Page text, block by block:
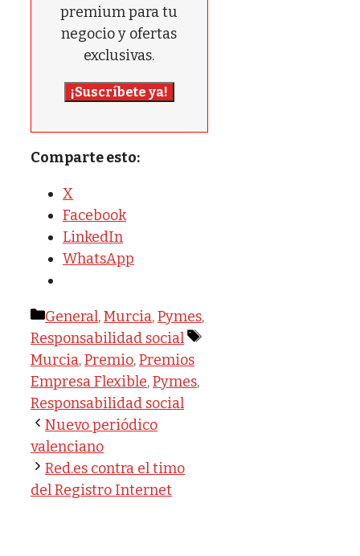
premium para tu
negocio y ofertas
exclusivas.
¡Suscríbete ya!
Comparte esto:
X
Facebook
LinkedIn
WhatsApp
Categorías
General,Murcia,Pymes,
Responsabilidad social
Etiquetas
Murcia,Premio,Premios
Empresa Flexible,Pymes,
Responsabilidad social
Nuevo periódico
valenciano
Red.es contra el timo
del Registro Internet